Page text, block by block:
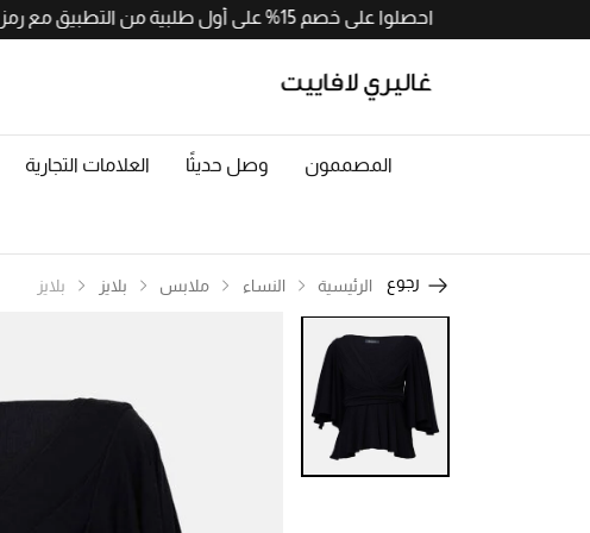
احصلوا على خصم 15% على أول طلبية من التطبيق مع رمز APP15. حملوا الآن من
المصممون وصل حديثًا العلامات التجارية
رجوع الرئيسية النساء ملابس بلايز بلايز